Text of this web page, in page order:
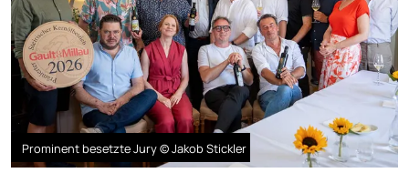
Prominent besetzte Jury © Jakob Stickler